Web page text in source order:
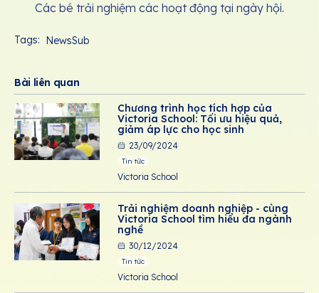
Các bé trải nghiệm các hoạt động tại ngày hội.
Tags: NewsSub
Bài liên quan
Chương trình học tích hợp của
Victoria School: Tối ưu hiệu quả,
giảm áp lực cho học sinh
23/09/2024
Tin tức
Victoria School
Trải nghiệm doanh nghiệp - cùng
Victoria School tìm hiểu đa ngành
nghề
30/12/2024
Tin tức
Victoria School